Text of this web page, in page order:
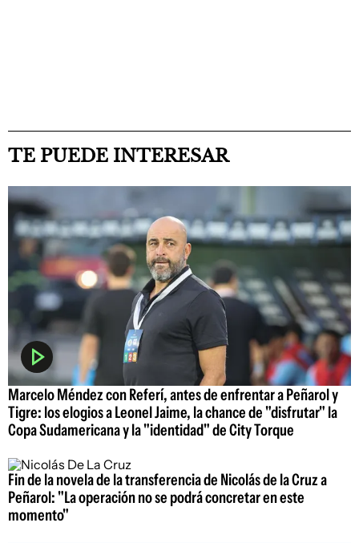
TE PUEDE INTERESAR
Marcelo Méndez con Referí, antes de enfrentar a Peñarol y
Tigre: los elogios a Leonel Jaime, la chance de "disfrutar" la
Copa Sudamericana y la "identidad" de City Torque
Fin de la novela de la transferencia de Nicolás de la Cruz a
Peñarol: "La operación no se podrá concretar en este
momento"